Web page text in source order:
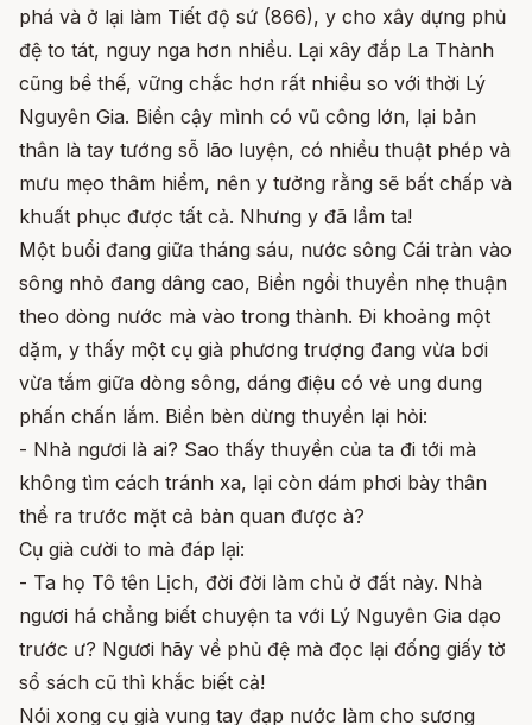
phá và ở lại làm Tiết độ sứ (866), y cho xây dựng phủ
đệ to tát, nguy nga hơn nhiều. Lại xây đắp La Thành
cũng bề thế, vững chắc hơn rất nhiều so với thời Lý
Nguyên Gia. Biền cậy mình có vũ công lớn, lại bản
thân là tay tướng sỗ lão luyện, có nhiều thuật phép và
mưu mẹo thâm hiểm, nên y tưởng rằng sẽ bất chấp và
khuất phục được tất cả. Nhưng y đã lầm ta!
Một buổi đang giữa tháng sáu, nước sông Cái tràn vào
sông nhỏ đang dâng cao, Biền ngồi thuyền nhẹ thuận
theo dòng nước mà vào trong thành. Đi khoảng một
dặm, y thấy một cụ già phương trượng đang vừa bơi
vừa tắm giữa dòng sông, dáng điệu có vẻ ung dung
phấn chấn lắm. Biền bèn dừng thuyền lại hỏi:
- Nhà ngươi là ai? Sao thấy thuyền của ta đi tới mà
không tìm cách tránh xa, lại còn dám phơi bày thân
thể ra trước mặt cả bản quan được à?
Cụ già cười to mà đáp lại:
- Ta họ Tô tên Lịch, đời đời làm chủ ở đất này. Nhà
ngươi há chẳng biết chuyện ta với Lý Nguyên Gia dạo
trước ư? Ngươi hãy về phủ đệ mà đọc lại đống giấy tờ
sổ sách cũ thì khắc biết cả!
Nói xong cụ già vung tay đạp nước làm cho sương